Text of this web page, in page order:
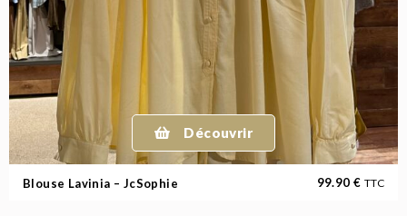
Découvrir
Blouse Lavinia – JcSophie 99.90 € TTC